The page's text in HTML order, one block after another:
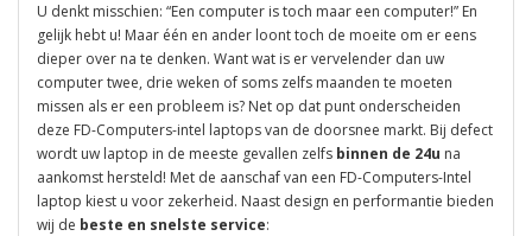
U denkt misschien: “Een computer is toch maar een computer!” En
gelijk hebt u! Maar één en ander loont toch de moeite om er eens
dieper over na te denken. Want wat is er vervelender dan uw
computer twee, drie weken of soms zelfs maanden te moeten
missen als er een probleem is? Net op dat punt onderscheiden
deze FD-Computers-intel laptops van de doorsnee markt. Bij defect
wordt uw laptop in de meeste gevallen zelfs binnen de 24u na
aankomst hersteld! Met de aanschaf van een FD-Computers-Intel
laptop kiest u voor zekerheid. Naast design en performantie bieden
wij de beste en snelste service: